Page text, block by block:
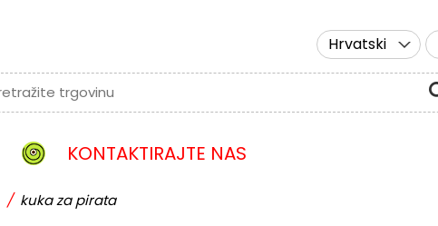
Hrvatski
KONTAKTIRAJTE NAS
/ kuka za pirata